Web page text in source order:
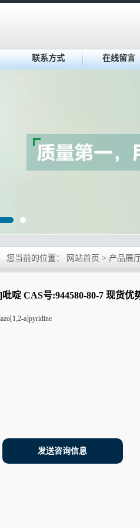
联系方式 在线留言
您当前的位置： 网站首页 > 产品展
啶 CAS号:944580-80-7 现货优
a]pyridine
发送咨询信息